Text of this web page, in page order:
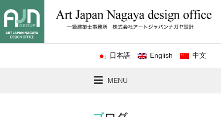
日本語 English 中文
MENU